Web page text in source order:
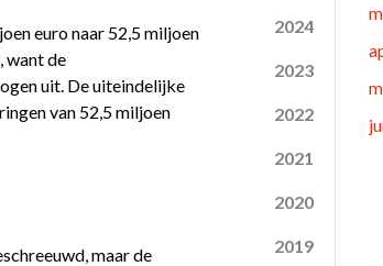
euro naar 52,5 miljoen
want de
uit. De uiteindelijke
van 52,5 miljoen
maar de
2024
2023
2022
2021
2020
2019